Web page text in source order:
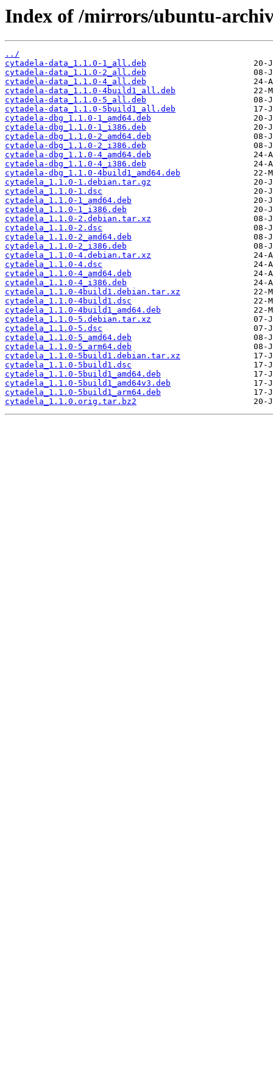
Index of /mirrors/ubuntu-
../
cytadela-data_1.1.0-1_all.deb
cytadela-data_1.1.0-2_all.deb
cytadela-data_1.1.0-4_all.deb
cytadela-data_1.1.0-4build1_all.deb
cytadela-data_1.1.0-5_all.deb
cytadela-data_1.1.0-5build1_all.deb
cytadela-dbg_1.1.0-1_amd64.deb
cytadela-dbg_1.1.0-1_i386.deb
cytadela-dbg_1.1.0-2_amd64.deb
cytadela-dbg_1.1.0-2_i386.deb
cytadela-dbg_1.1.0-4_amd64.deb
cytadela-dbg_1.1.0-4_i386.deb
cytadela-dbg_1.1.0-4build1_amd64.deb
cytadela_1.1.0-1.debian.tar.gz
cytadela_1.1.0-1.dsc
cytadela_1.1.0-1_amd64.deb
cytadela_1.1.0-1_i386.deb
cytadela_1.1.0-2.debian.tar.xz
cytadela_1.1.0-2.dsc
cytadela_1.1.0-2_amd64.deb
cytadela_1.1.0-2_i386.deb
cytadela_1.1.0-4.debian.tar.xz
cytadela_1.1.0-4.dsc
cytadela_1.1.0-4_amd64.deb
cytadela_1.1.0-4_i386.deb
cytadela_1.1.0-4build1.debian.tar.xz
cytadela_1.1.0-4build1.dsc
cytadela_1.1.0-4build1_amd64.deb
cytadela_1.1.0-5.debian.tar.xz
cytadela_1.1.0-5.dsc
cytadela_1.1.0-5_amd64.deb
cytadela_1.1.0-5_arm64.deb
cytadela_1.1.0-5build1.debian.tar.xz
cytadela_1.1.0-5build1.dsc
cytadela_1.1.0-5build1_amd64.deb
cytadela_1.1.0-5build1_amd64v3.deb
cytadela_1.1.0-5build1_arm64.deb
cytadela_1.1.0.orig.tar.bz2